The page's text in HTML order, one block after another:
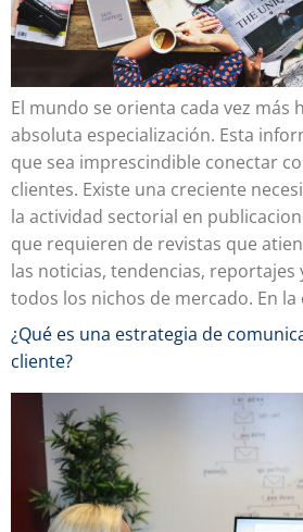
El mundo se orienta cada vez más
absoluta especialización. Esta
que sea imprescindible conectar
clientes. Existe una creciente
la actividad sectorial en
que requieren de revistas que
las noticias, tendencias, reportajes
todos los nichos de mercado. En
¿Qué es una estrategia de
cliente?